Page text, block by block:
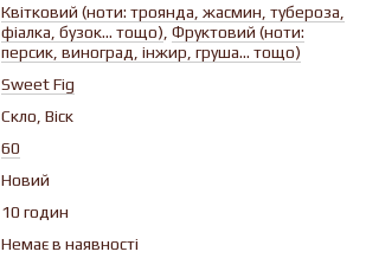
Квiтковий (ноти: троянда, жасмин, тубероза,
фіалка, бузок... тощо) Фруктовий (ноти:
персик, виноград, інжир, груша... тощо)
Sweet Fig
Скло, Віск
60
Новий
10 годин
Немає в наявності